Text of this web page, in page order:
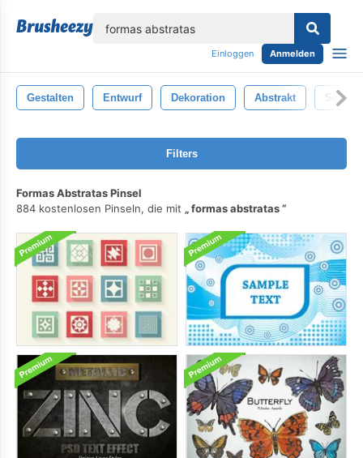
Einloggen Anmelden
Gestalten Entwurf Dekoration Abstrakt
Filters
Formas Abstratas Pinsel
884 kostenlosen Pinseln, die mit
formas abstratas